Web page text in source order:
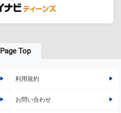
Page Top
利用規約
お問い合わせ